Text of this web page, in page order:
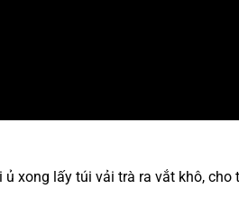
xong lấy túi vải trà ra vắt khô, cho